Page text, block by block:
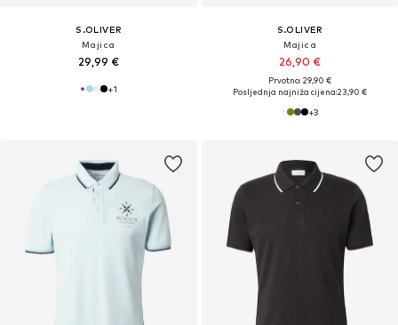
S.OLIVER
Majica
29,99 €
+1
S.OLIVER
Majica
26,90 €
Prvotno: 29,90 €
Posljednja najniža cijena:23,90 €
+3